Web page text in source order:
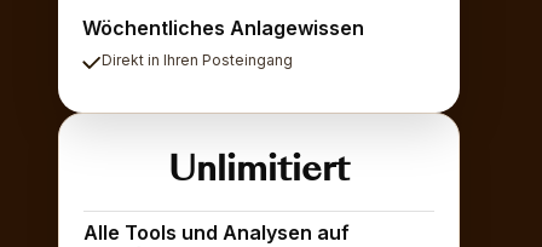
Wöchentliches Anlagewissen
Direkt in Ihren Posteingang
Unlimitiert
Alle Tools und Analysen auf